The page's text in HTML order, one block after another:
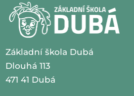
Základní škola Dubá
Dlouhá 113
471 41 Dubá